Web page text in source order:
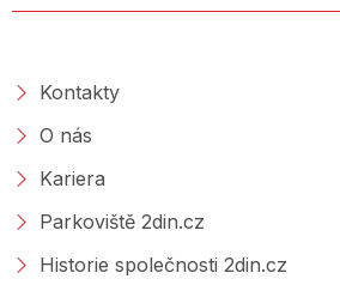
Kontakty
O nás
Kariera
Parkoviště 2din.cz
Historie společnosti 2din.cz